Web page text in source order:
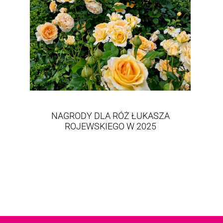
NAGRODY DLA RÓŻ ŁUKASZA
ROJEWSKIEGO W 2025